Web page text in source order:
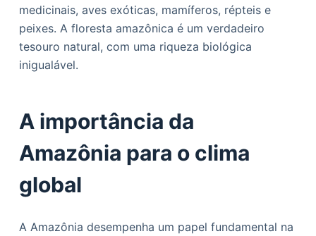
medicinais, aves exóticas, mamíferos, répteis e
peixes. A floresta amazônica é um verdadeiro
tesouro natural, com uma riqueza biológica
inigualável.
A importância da
Amazônia para o clima
global
A Amazônia desempenha um papel fundamental na